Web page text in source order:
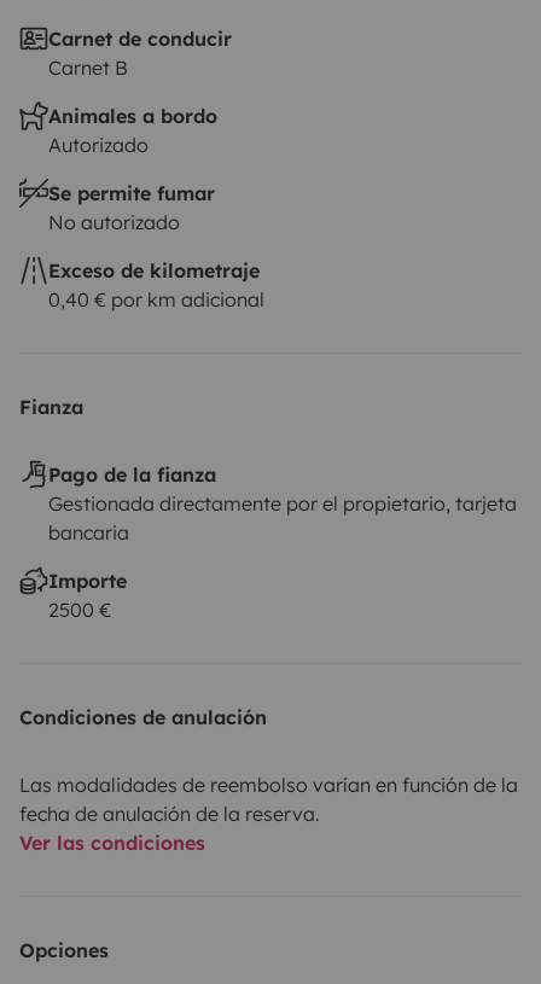
maintenant pour réserver votre prochaine aventure !
Carnet de conducir
Carnet B
Animales a bordo
Autorizado
Se permite fumar
No autorizado
Exceso de kilometraje
0,40 € por km adicional
Fianza
Pago de la fianza
Gestionada directamente por el propietario, tarjeta
bancaria
Importe
2500 €
Condiciones de anulación
Las modalidades de reembolso varían en función de la
fecha de anulación de la reserva.
Ver las condiciones
Opciones